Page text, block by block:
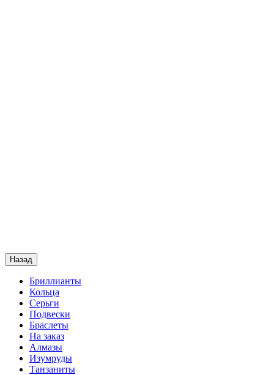
Назад
Бриллианты
Кольца
Серьги
Подвески
Браслеты
На заказ
Алмазы
Изумруды
Танзаниты